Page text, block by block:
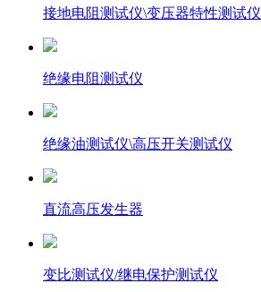
接地电阻测试仪\变压器特性测试仪
绝缘电阻测试仪
绝缘油测试仪\高压开关测试仪
直流高压发生器
变比测试仪/继电保护测试仪